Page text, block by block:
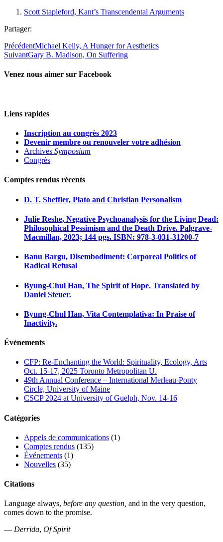
Scott Stapleford, Kant’s Transcendental Arguments
Partager:
PrécédentMichael Kelly, A Hunger for Aesthetics
SuivantGary B. Madison, On Suffering
Venez nous aimer sur Facebook
Liens rapides
Inscription au congrès 2023
Devenir membre ou renouveler votre adhésion
Archives Symposium
Congrès
Comptes rendus récents
D. T. Sheffler, Plato and Christian Personalism
Julie Reshe, Negative Psychoanalysis for the Living Dead:
Philosophical Pessimism and the Death Drive. Palgrave-
Macmillan, 2023; 144 pgs. ISBN: 978-3-031-31200-7
Banu Bargu, Disembodiment: Corporeal Politics of
Radical Refusal
Byung-Chul Han, The Spirit of Hope. Translated by
Daniel Steuer.
Byung-Chul Han, Vita Contemplativa: In Praise of
Inactivity.
Événements
CFP: Re-Enchanting the World: Spirituality, Ecology, Arts
Oct. 15-17, 2025 Toronto Metropolitan U.
49th Annual Conference – International Merleau-Ponty
Circle, University of Maine
CSCP 2024 at University of Guelph, Nov. 14-16
Catégories
Appels de communications (1)
Comptes rendus (135)
Événements (1)
Nouvelles (35)
Citations
Language always, before any question, and in the very question,
comes down to the promise.
— Derrida, Of Spirit